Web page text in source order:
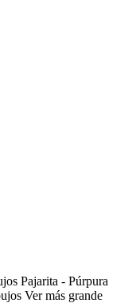
Pajarita - Púrpura
Ver más grande